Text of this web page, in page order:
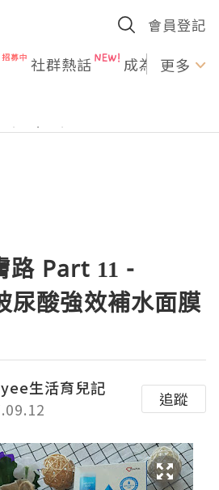
會員登記
社群熱話 成為U更多
路 Part 11 -
尿酸強效補水面膜
生活育兒記
追蹤